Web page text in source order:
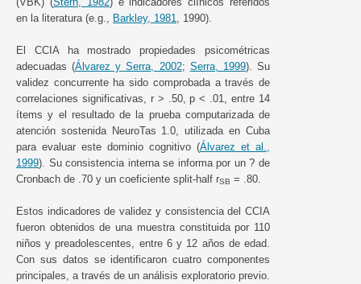
en la literatura (e.g., Barkley, 1981 , 1990).
El CCIA ha mostrado propiedades psicométricas
adecuadas (Álvarez y Serra, 2002; Serra, 1999). Su
validez concurrente ha sido comprobada a través de
correlaciones significativas, r > .50, p < .01, entre 14
ítems y el resultado de la prueba computarizada de
atención sostenida NeuroTas 1.0, utilizada en Cuba
para evaluar este dominio cognitivo (Álvarez et al.,
1999). Su consistencia interna se informa por un ? de
Cronbach de .70 y un coeficiente split-half rSB = .80.
Estos indicadores de validez y consistencia del CCIA
fueron obtenidos de una muestra constituida por 110
niños y preadolescentes, entre 6 y 12 años de edad.
Con sus datos se identificaron cuatro componentes
principales, a través de un análisis exploratorio previo.